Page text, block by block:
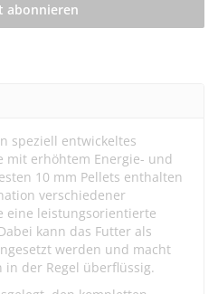
abonnieren
speziell entwickeltes
erhöhtem Energie- und
10 mm Pellets enthalten
verschiedener
eine leistungsorientierte
kann das Futter als
werden und macht
in der Regel überflüssig.